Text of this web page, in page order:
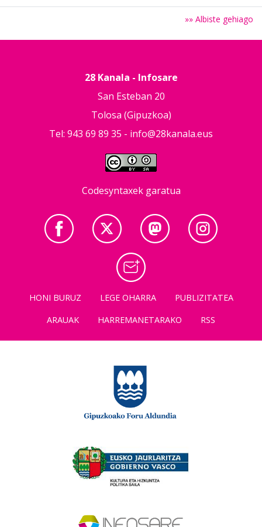
»» Albiste gehiago
28 Kanala - Infosare
San Esteban 20
Tolosa (Gipuzkoa)
Tel: 943 69 89 35 - info@28kanala.eus
Codesyntaxek garatua
HONI BURUZ LEGE OHARRA
PUBLIZITATEA
ARAUAK
HARREMANETARAKO RSS